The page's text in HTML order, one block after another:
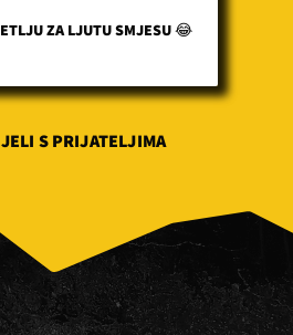
ZA LJUTU SMJESU 😂
S PRIJATELJIMA